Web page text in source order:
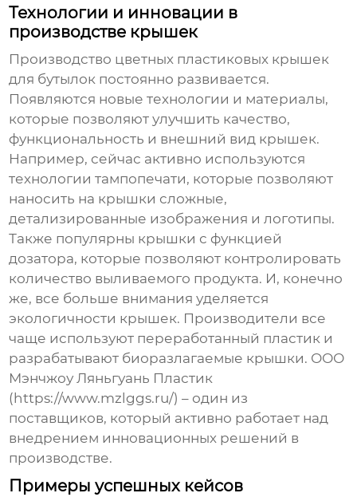
Технологии и инновации в
производстве крышек
Производство цветных пластиковых крышек
для бутылок постоянно развивается.
Появляются новые технологии и материалы,
которые позволяют улучшить качество,
функциональность и внешний вид крышек.
Например, сейчас активно используются
технологии тампопечати, которые позволяют
наносить на крышки сложные,
детализированные изображения и логотипы.
Также популярны крышки с функцией
дозатора, которые позволяют контролировать
количество выливаемого продукта. И, конечно
же, все больше внимания уделяется
экологичности крышек. Производители все
чаще используют переработанный пластик и
разрабатывают биоразлагаемые крышки. ООО
Мэнчжоу Ляньгуань Пластик
(https://www.mzlggs.ru/) – один из
поставщиков, который активно работает над
внедрением инновационных решений в
производстве.
Примеры успешных кейсов